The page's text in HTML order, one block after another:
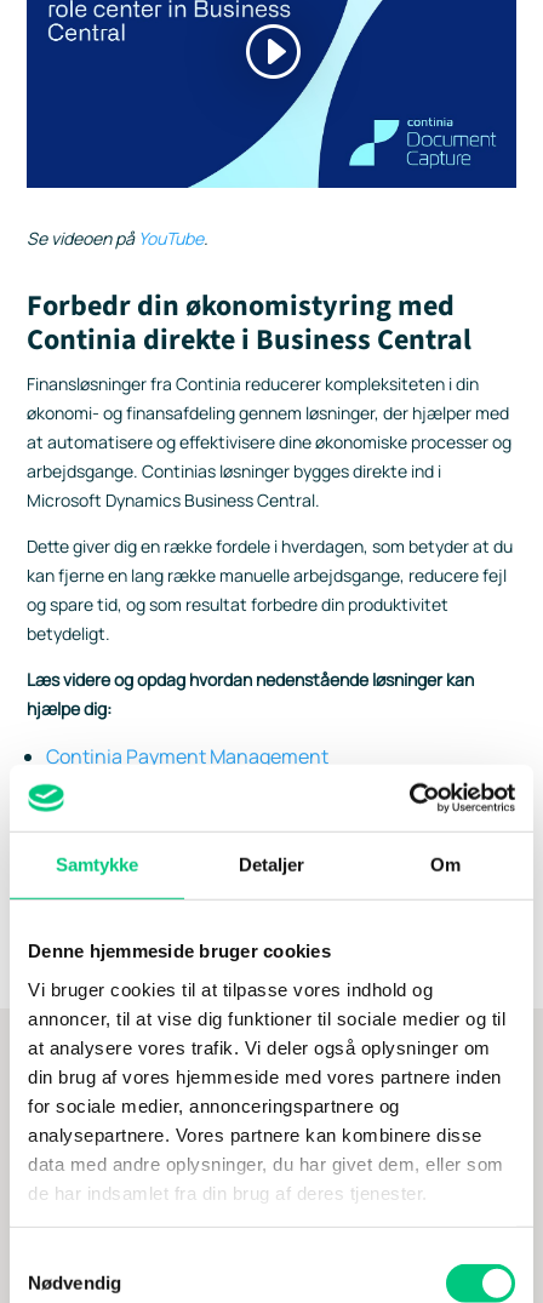
Samtykke Detaljer Om
Denne hjemmeside bruger cookies
Vi bruger cookies til at tilpasse vores indhold og
annoncer, til at vise dig funktioner til sociale medier og til
at analysere vores trafik. Vi deler også oplysninger om
din brug af vores hjemmeside med vores partnere inden
for sociale medier, annonceringspartnere og
analysepartnere. Vores partnere kan kombinere disse
data med andre oplysninger, du har givet dem, eller som
de har indsamlet fra din brug af deres tjenester.
Nødvendig
Se videoen på YouTube.
Forbedr din økonomistyring med
Continia direkte i Business Central
Finansløsninger fra Continia reducerer kompleksiteten i din
økonomi- og finansafdeling gennem løsninger, der hjælper med
at automatisere og effektivisere dine økonomiske processer og
arbejdsgange. Continias løsninger bygges direkte ind i
Microsoft Dynamics Business Central.
Dette giver dig en række fordele i hverdagen, som betyder at du
kan fjerne en lang række manuelle arbejdsgange, reducere fejl
og spare tid, og som resultat forbedre din produktivitet
betydeligt.
Læs videre og opdag hvordan nedenstående løsninger kan
hjælpe dig:
Continia Payment Management
Continia Document Output
Continia Expense Management
Continia Collection Management
Continia Finance